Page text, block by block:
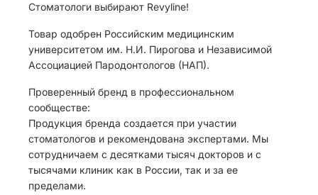
Стоматологи выбирают Revyline!
Товар одобрен Российским медицинским
университетом им. Н.И. Пирогова и Независимой
Ассоциацией Пародонтологов (НАП).
Проверенный бренд в профессиональном
сообществе:
Продукция бренда создается при участии
стоматологов и рекомендована экспертами. Мы
сотрудничаем с десятками тысяч докторов и с
тысячами клиник как в России, так и за ее
пределами.